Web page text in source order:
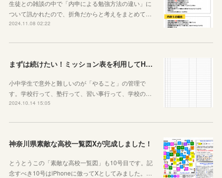
生徒との雑談の中で「内申による勉強方法の違い」に
ついて訊かれたので、折角だからと考えをまとめて…
2024.11.08 02:22
まずは続けたい！ミッション表を利用してHOME個別指導塾からのミッションを遂行せよ
小中学生で意外と難しいのが「やること」の管理で
す。学校行って、塾行って、習い事行って、学校の…
2024.10.14 15:05
神奈川県素敵な高校一覧図Xが完成しました！
とうとうこの「素敵な高校一覧図」も10号目です。記
念すべき10号はiPhoneに倣ってXとしてみました。…